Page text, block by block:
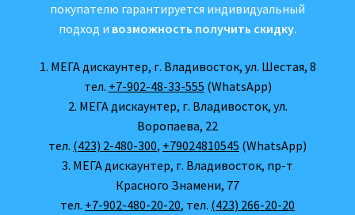
покупателю гарантируется индивидуальный
подход и возможность получить скидку.
1. МЕГА дискаунтер, г. Владивосток, ул. Шестая, 8
тел. +7-902-48-33-555 (WhatsApp)
2. МЕГА дискаунтер, г. Владивосток, ул.
Воропаева, 22
тел. (423) 2-480-300, +79024810545 (WhatsApp)
3. МЕГА дискаунтер, г. Владивосток, пр-т
Красного Знамени, 77
тел. +7-902-480-20-20, тел. (423) 266-20-20